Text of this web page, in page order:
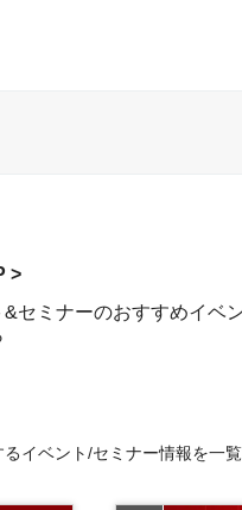
>
&セミナーのおすすめイベ
イベント/セミナー情報を一